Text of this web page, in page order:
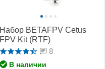
Набор BETAFPV Cetus
FPV Kit (RTF)
8
В наличии